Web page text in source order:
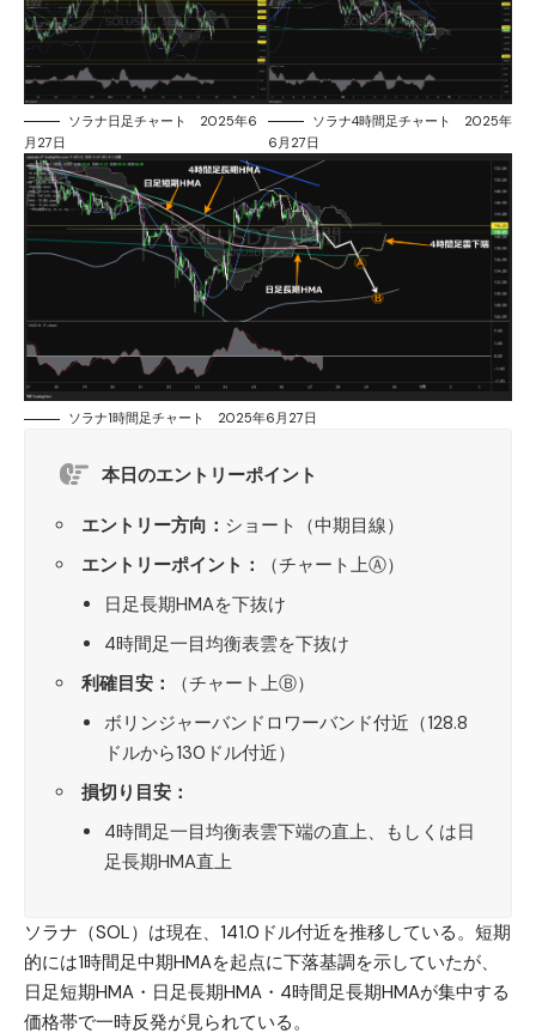
ソラナ日足チャート 2025年6
月27日
ソラナ4時間足チャート 2025年
6月27日
ソラナ1時間足チャート 2025年6月27日
本日のエントリーポイント
エントリー方向： ショート（中期目線）
エントリーポイント：
（チャート上Ⓐ）
日足長期HMAを下抜け
4時間足一目均衡表雲を下抜け
利確目安：
（チャート上Ⓑ）
ボリンジャーバンドロワーバンド付近（128.8
ドルから130ドル付近）
損切り目安：
4時間足一目均衡表雲下端の直上、もしくは日
足長期HMA直上
ソラナ（SOL） は現在、141.0ドル付近を推移している。短期
的には1時間足中期HMAを起点に下落基調を示していたが、
日足短期HMA・日足長期HMA・4時間足長期HMAが集中する
価格帯で一時反発が見られている。